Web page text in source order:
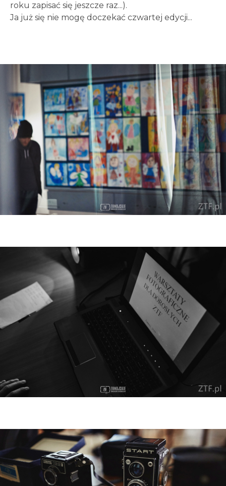
roku zapisać się jeszcze raz...).
Ja już się nie mogę doczekać czwartej edycji...